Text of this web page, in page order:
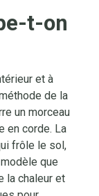
t-on
et à
de la
un morceau
en corde. La
frôle le sol,
que
la chaleur et